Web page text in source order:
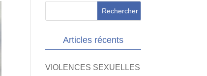
Articles récents
VIOLENCES SEXUELLES